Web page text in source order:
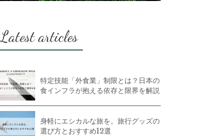
Latest articles
特定技能「外食業」制限とは？日本の
食インフラが抱える依存と限界を解説
身軽にエシカルな旅を。旅行グッズの
選び方とおすすめ12選